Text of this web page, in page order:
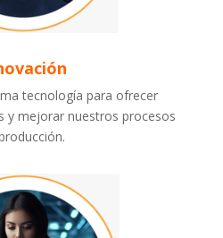
tecnología para ofrecer
y mejorar nuestros procesos